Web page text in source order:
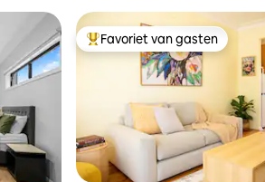
Topfavoriet van gasten
Favoriet van gasten